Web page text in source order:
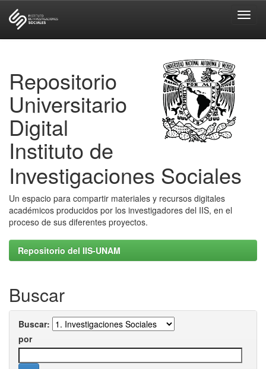
Repositorio
Universitario
Digital
Instituto de
Investigaciones Sociales
Un espacio para compartir materiales y recursos digitales
académicos producidos por los investigadores del IIS, en el
proceso de sus diferentes proyectos.
Repositorio del IIS-UNAM
Buscar
Buscar:
por